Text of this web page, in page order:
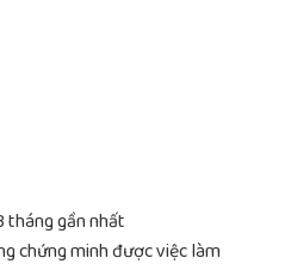
tháng gần nhất
chứng minh được việc làm